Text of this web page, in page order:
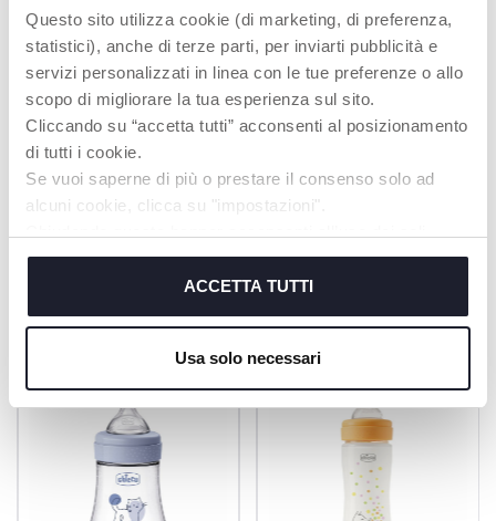
Questo sito utilizza cookie (di marketing, di preferenza,
statistici), anche di terze parti, per inviarti pubblicità e
servizi personalizzati in linea con le tue preferenze o allo
scopo di migliorare la tua esperienza sul sito.
Cliccando su “accetta tutti” acconsenti al posizionamento
di tutti i cookie.
Se vuoi saperne di più o prestare il consenso solo ad
alcuni cookie, clicca su "impostazioni".
cookie tecnici, indispensabili per fruire del servizio
ACCETTA TUTTI
Usa solo necessari
250 ml, 330 ml), en
Gris, Bleu et Rose
Taux d’acceptation de
96 % chez les bébés*
*Résultats d’un test
réalisé en 2016 en
Italie auprès de 50
mères et nourrissons
PRODUITS POUVANT VOUS
INTÉRESSER